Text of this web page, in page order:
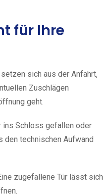
für Ihre
sich aus der Anfahrt,
Zuschlägen
geht.
ins Schloss gefallen oder
technischen Aufwand
zugefallene Tür lässt sich